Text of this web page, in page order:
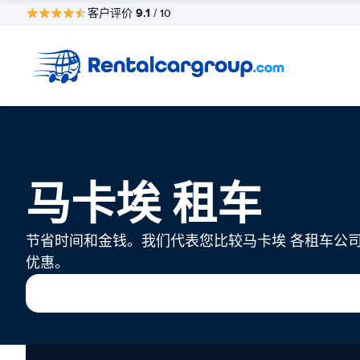
客户评价 9.1 / 10
马卡埃 租车
节省时间和金钱。我们代表您比较马卡埃 各租车公
优惠。